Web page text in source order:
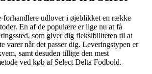
forhandlere udlover i øjeblikket en række
En af de populære er lige nu at få
som giver dig fleksibiliteten til at
varer når det passer dig. Leveringstypen er
samt desuden tillige den mest
ved køb af Select Delta Fodbold.